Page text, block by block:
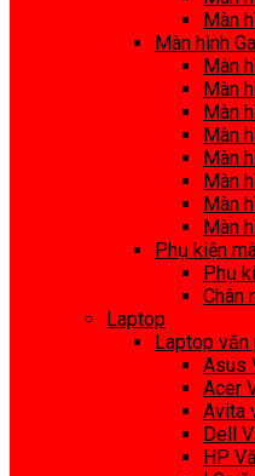
Màn
Màn hình
Màn
Màn
Màn
Màn
Màn
Màn
Màn
Màn
Phụ kiện
Phụ
Chân
Laptop
Laptop văn
Asus
Acer
Avita
Dell
HP